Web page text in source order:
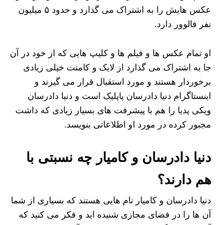
عکس هایش را به اشتراک می‌ گذارد و حدود ۵ میلیون
نفر فالوور دارد.
او تمام عکس ها و فیلم ها و کلیپ هایی که از خود در آن
جا به اشتراک می‌ گذارد از لایک و کامنت خیلی زیادی
برخوردار هستند و مورد استقبال قرار می‌ گیرند و
اینستاگرام دنیا دادرسان پاپلیک است و دنیا دادرسان
ویکی پدیا را هم با پیشرفت های بسیار زیادی که داشت
مجبور کرده در مورد او اطلاعاتی بنویسد.
دنیا دادرسان و کامیار چه نسبتی با
هم دارند؟
دنیا دادرسان و کامیار نام هایی هستند که بسیاری از شما
آن ها را در فضای مجازی شنیده اید و فکر می کنید که